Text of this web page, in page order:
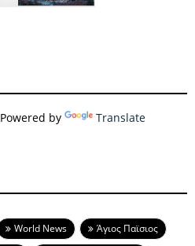
Powered by Translate
World News
Άγιος Παϊσιος